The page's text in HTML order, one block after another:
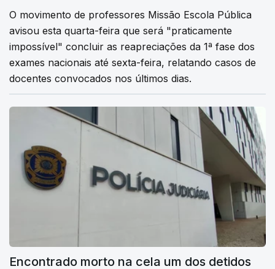
O movimento de professores Missão Escola Pública
avisou esta quarta-feira que será "praticamente
impossível" concluir as reapreciações da 1ª fase dos
exames nacionais até sexta-feira, relatando casos de
docentes convocados nos últimos dias.
Encontrado morto na cela um dos detidos